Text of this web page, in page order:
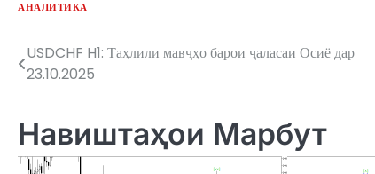
АНАЛИТИКА
Post
USDCHF H1: Таҳлили мавҷҳо барои ҷаласаи Осиё дар
23.10.2025
Навиштаҳои Марбут